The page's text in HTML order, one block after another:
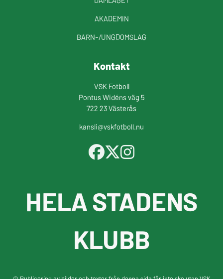
AKADEMIN
BARN-/UNGDOMSLAG
Kontakt
VSK Fotboll
Pontus Widéns väg 5
722 23 Västerås
kansli@vskfotboll.nu
HELA STADENS
KLUBB